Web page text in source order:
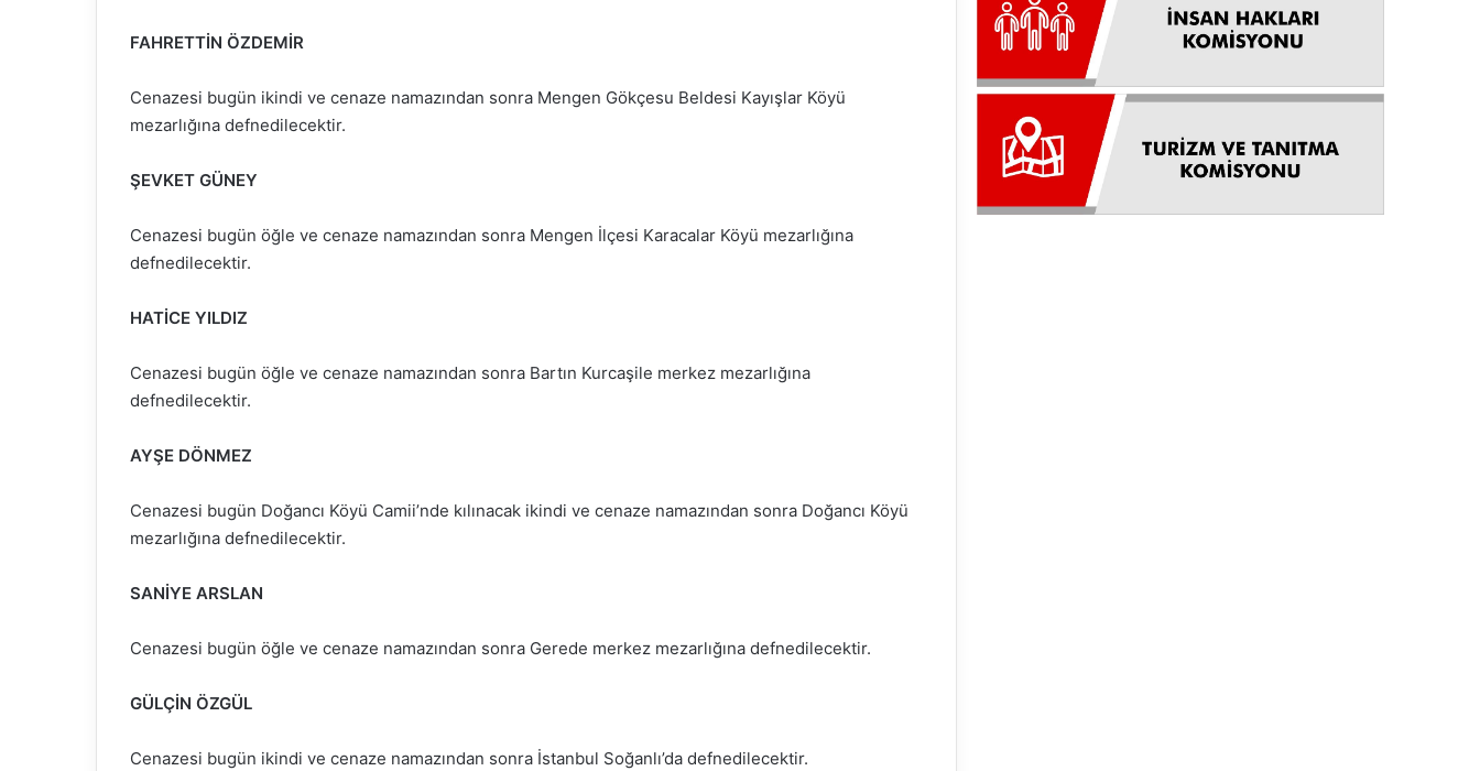
FAHRETTİN ÖZDEMİR
Cenazesi bugün ikindi ve cenaze namazından sonra Mengen Gökçesu Beldesi Kayışlar Köyü
mezarlığına defnedilecektir.
ŞEVKET GÜNEY
Cenazesi bugün öğle ve cenaze namazından sonra Mengen İlçesi Karacalar Köyü mezarlığına
defnedilecektir.
HATİCE YILDIZ
Cenazesi bugün öğle ve cenaze namazından sonra Bartın Kurcaşile merkez mezarlığına
defnedilecektir.
AYŞE DÖNMEZ
Cenazesi bugün Doğancı Köyü Camii’nde kılınacak ikindi ve cenaze namazından sonra Doğancı Köyü
mezarlığına defnedilecektir.
SANİYE ARSLAN
Cenazesi bugün öğle ve cenaze namazından sonra Gerede merkez mezarlığına defnedilecektir.
GÜLÇİN ÖZGÜL
Cenazesi bugün ikindi ve cenaze namazından sonra İstanbul Soğanlı’da defnedilecektir.